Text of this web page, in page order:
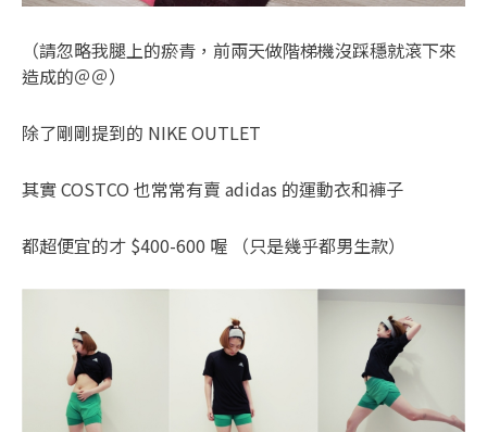
（請忽略我腿上的瘀青，前兩天做階梯機沒踩穩就滾下來
造成的＠＠）
除了剛剛提到的 NIKE OUTLET
其實 COSTCO 也常常有賣 adidas 的運動衣和褲子
都超便宜的才 $400-600 喔 （只是幾乎都男生款）